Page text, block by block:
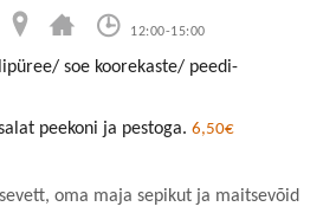
12:00-15:00
soe koorekaste/ peedi-
peekoni ja pestoga. 6,50€
oma maja sepikut ja maitsevõid